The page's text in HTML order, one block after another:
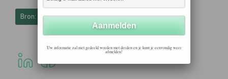
Bron: Ministerie van VROM
Uw informatie zal niet gedeeld worden met derden en je kunt je eenvoudig weer
afmelden!